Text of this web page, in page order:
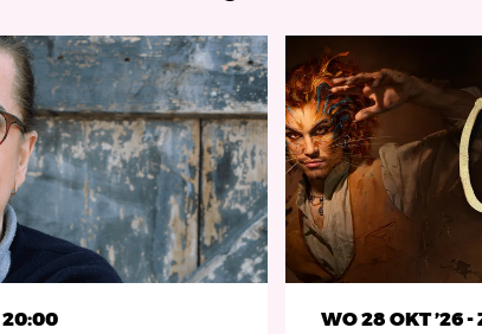
20:00 WO 28 OKT ’26-